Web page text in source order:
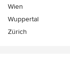
Wien
Wuppertal
Zürich